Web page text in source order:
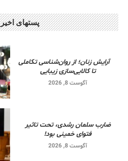
پستهای اخیر
آرایش زنان؛ از روان‌شناسی تکاملی
تا کالایی‌سازی زیبایی
آگوست 8, 2026
ضارب سلمان رشدی، تحت تاثیر
فتوای خمینی بود!
آگوست 8, 2026